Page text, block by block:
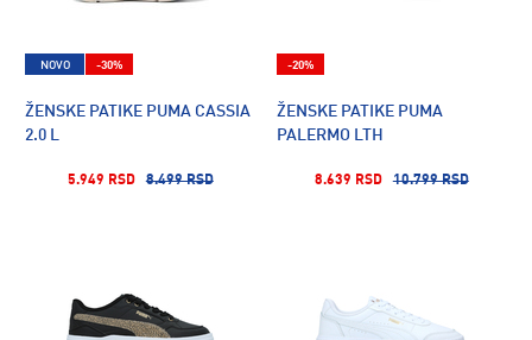
ŽENSKE PATIKE PUMA CASSIA
2.0 L
5.949 RSD 8.499 RSD
NOVO -30%
ŽENSKE PATIKE PUMA
PALERMO LTH
8.639 RSD 10.799 RSD
-20%